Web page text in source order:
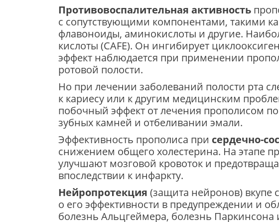
Противовоспалительная активность
с сопутствующими компонентами, такими
флавоноиды, аминокислоты и другие.
кислоты (CAFE). Он ингибирует
эффект наблюдается при применении
ротовой полости.
Но при лечении заболеваний полости рта
к кариесу или к другим медицинским
побочный эффект от лечения прополисом
зубных камней и отбеливании эмали.
Эффективность прополиса при сердечно-
снижением общего холестерина. На этапе
улучшают мозговой кровоток и
впоследствии к инфаркту.
Нейропротекция (защита нейронов) вкупе
о его эффективности в предупреждении и
болезнь Альцгеймера, болезнь